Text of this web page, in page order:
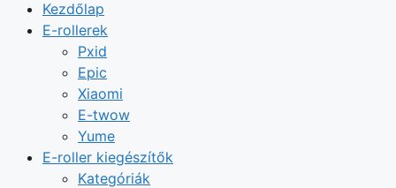
Kezdőlap
E-rollerek
Pxid
Epic
Xiaomi
E-twow
Yume
E-roller kiegészítők
Kategóriák